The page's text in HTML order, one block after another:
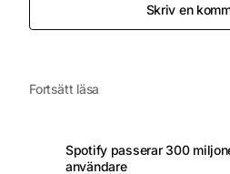
Skriv en
Fortsätt läsa
Spotify passerar 300
användare